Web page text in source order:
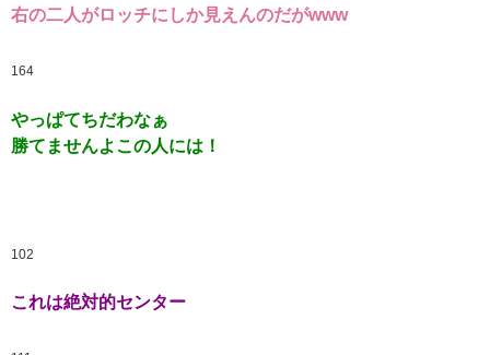
右の二人がロッチにしか見えんのだがwww
164
やっぱてちだわなぁ
勝てませんよこの人には！
102
これは絶対的センター